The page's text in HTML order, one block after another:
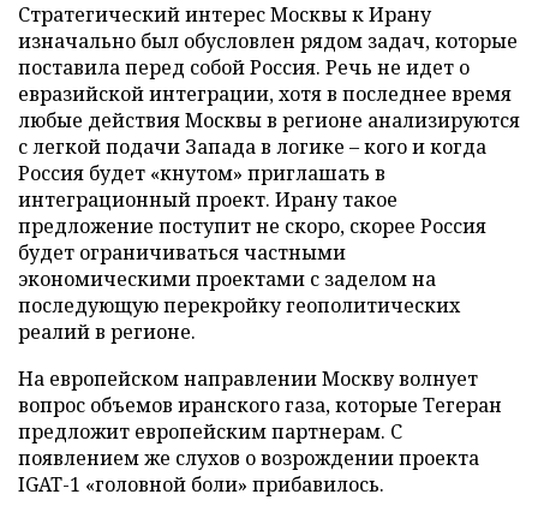
Стратегический интерес Москвы к Ирану
изначально был обусловлен рядом задач, которые
поставила перед собой Россия. Речь не идет о
евразийской интеграции, хотя в последнее время
любые действия Москвы в регионе анализируются
с легкой подачи Запада в логике – кого и когда
Россия будет «кнутом» приглашать в
интеграционный проект. Ирану такое
предложение поступит не скоро, скорее Россия
будет ограничиваться частными
экономическими проектами с заделом на
последующую перекройку геополитических
реалий в регионе.
На европейском направлении Москву волнует
вопрос объемов иранского газа, которые Тегеран
предложит европейским партнерам. С
появлением же слухов о возрождении проекта
IGAT-1 «головной боли» прибавилось.